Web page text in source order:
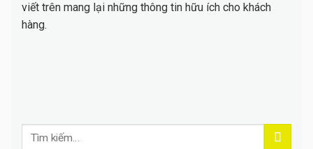
viết trên mang lại những thông tin hữu ích cho khách
hàng.